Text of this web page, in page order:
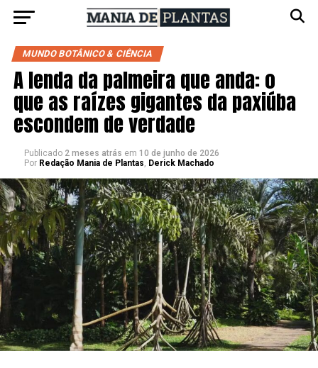
MUNDO BOTÂNICO & CIÊNCIA
A lenda da palmeira que anda: o
que as raízes gigantes da paxiúba
escondem de verdade
Publicado 2 meses atrás em 10 de junho de 2026
Por Redação Mania de Plantas, Derick Machado